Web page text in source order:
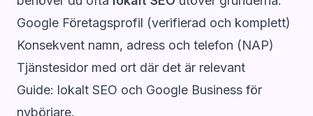
Google Företagsprofil (verifierad och komplett)
Konsekvent namn, adress och telefon (NAP)
Tjänstesidor med ort där det är relevant
Guide: lokalt SEO och Google Business för
nybörjare.